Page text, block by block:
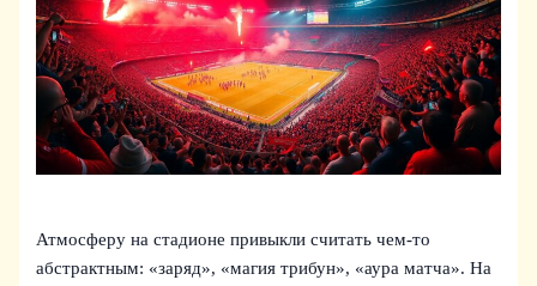
Атмосферу на стадионе привыкли считать чем‑то
абстрактным: «заряд», «магия трибун», «аура матча». На